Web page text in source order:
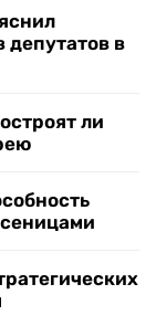
депутатов в
ли